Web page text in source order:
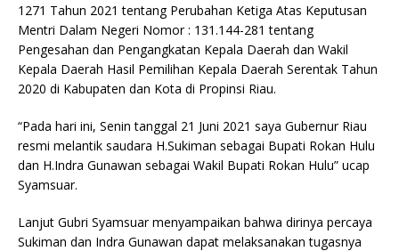
1271 Tahun 2021 tentang Perubahan Ketiga Atas Keputusan
Mentri Dalam Negeri Nomor : 131.144-281 tentang
Pengesahan dan Pengangkatan Kepala Daerah dan Wakil
Kepala Daerah Hasil Pemilihan Kepala Daerah Serentak Tahun
2020 di Kabupaten dan Kota di Propinsi Riau.
“Pada hari ini, Senin tanggal 21 Juni 2021 saya Gubernur Riau
resmi melantik saudara H.Sukiman sebagai Bupati Rokan Hulu
dan H.Indra Gunawan sebagai Wakil Bupati Rokan Hulu” ucap
Syamsuar.
Lanjut Gubri Syamsuar menyampaikan bahwa dirinya percaya
Sukiman dan Indra Gunawan dapat melaksanakan tugasnya